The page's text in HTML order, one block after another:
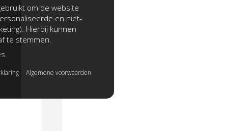
om de website
en niet-
Hierbij kunnen
te stemmen.
Algemene voorwaarden